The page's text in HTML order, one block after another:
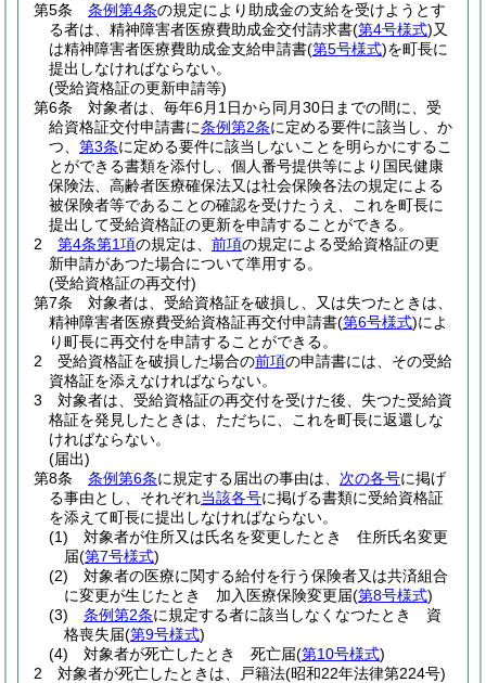
第5条
条例第4条の規定により助成金の支給を受けようとす
る者は、精神障害者医療費助成金交付請求書(第4号様式)又
は精神障害者医療費助成金支給申請書(第5号様式)を町長に
提出しなければならない。
(受給資格証の更新申請等)
第6条
対象者は、毎年6月1日から同月30日までの間に、受
給資格証交付申請書に条例第2条に定める要件に該当し、か
つ、 第3条に定める要件に該当しないことを明らかにするこ
とができる書類を添付し、個人番号提供等により国民健康
保険法、高齢者医療確保法又は社会保険各法の規定による
被保険者等であることの確認を受けたうえ、これを町長に
提出して受給資格証の更新を申請することができる。
2
第4条第1項の規定は、 前項の規定による受給資格証の更
新申請があつた場合について準用する。
(受給資格証の再交付)
第7条
対象者は、受給資格証を破損し、又は失つたときは、
精神障害者医療費受給資格証再交付申請書(第6号様式)によ
り町長に再交付を申請することができる。
2
受給資格証を破損した場合の前項の申請書には、その受給
資格証を添えなければならない。
3
対象者は、受給資格証の再交付を受けた後、失つた受給資
格証を発見したときは、ただちに、これを町長に返還しな
ければならない。
(届出)
第8条
条例第6条に規定する届出の事由は、 次の各号に掲げ
る事由とし、それぞれ当該各号に掲げる書類に受給資格証
を添えて町長に提出しなければならない。
(1)
対象者が住所又は氏名を変更したとき 住所氏名変更
届(第7号様式)
(2)
対象者の医療に関する給付を行う保険者又は共済組合
に変更が生じたとき 加入医療保険変更届(第8号様式)
(3)
条例第2条に規定する者に該当しなくなつたとき 資
格喪失届(第9号様式)
(4)
対象者が死亡したとき 死亡届(第10号様式)
2
対象者が死亡したときは、戸籍法(昭和22年法律第224号)